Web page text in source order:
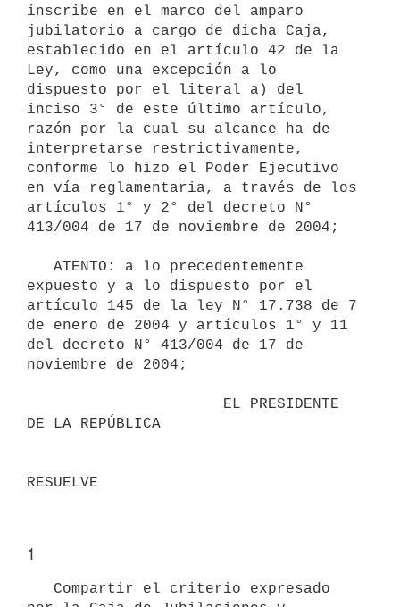
inscribe en el marco del amparo
jubilatorio a cargo de dicha Caja,
establecido en el artículo 42 de la
Ley, como una excepción a lo
dispuesto por el literal a) del
inciso 3° de este último artículo,
razón por la cual su alcance ha de
interpretarse restrictivamente,
conforme lo hizo el Poder Ejecutivo
en vía reglamentaria, a través de los
artículos 1° y 2° del decreto N°
413/004 de 17 de noviembre de 2004;
expuesto y a lo dispuesto por el
artículo 145 de la ley N° 17.738 de 7
de enero de 2004 y artículos 1° y 11
del decreto N° 413/004 de 17 de
noviembre de 2004;
DE LA REPÚBLICA
1